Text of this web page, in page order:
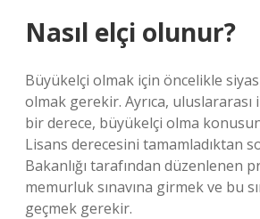
Nasıl elçi olunur?
Büyükelçi olmak için öncelikle
olmak gerekir. Ayrıca, uluslararası
bir derece, büyükelçi olma
Lisans derecesini tamamladıktan
Bakanlığı tarafından düzenlenen
memurluk sınavına girmek ve bu
geçmek gerekir.